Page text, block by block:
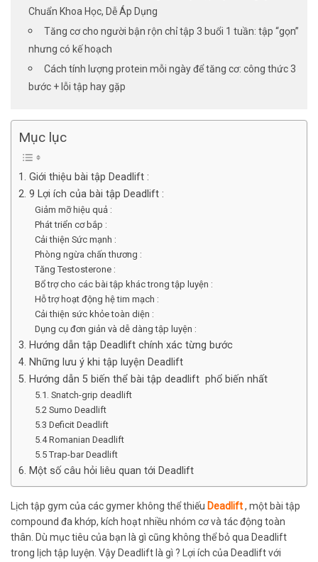
Chuẩn Khoa Học, Dễ Áp Dụng
Tăng cơ cho người bận rộn chỉ tập 3 buổi 1 tuần: tập “gọn”
nhưng có kế hoạch
Cách tính lượng protein mỗi ngày để tăng cơ: công thức 3
bước + lỗi tập hay gặp
Mục lục
1. Giới thiệu bài tập Deadlift :
2. 9 Lợi ích của bài tập Deadlift :
Giảm mỡ hiệu quả :
Phát triển cơ bắp :
Cải thiện Sức mạnh :
Phòng ngừa chấn thương :
Tăng Testosterone :
Bổ trợ cho các bài tập khác trong tập luyện :
Hỗ trợ hoạt động hệ tim mạch :
Cải thiện sức khỏe toàn diện :
Dụng cụ đơn giản và dễ dàng tập luyện :
3. Hướng dẫn tập Deadlift chính xác từng bước
4. Những lưu ý khi tập luyện Deadlift
5. Hướng dẫn 5 biến thể bài tập deadlift phổ biến nhất
5.1. Snatch-grip deadlift
5.2 Sumo Deadlift
5.3 Deficit Deadlift
5.4 Romanian Deadlift
5.5 Trap-bar Deadlift
6. Một số câu hỏi liêu quan tới Deadlift
Lịch tập gym của các gymer không thể thiếu Deadlift, một bài tập
compound đa khớp, kích hoạt nhiều nhóm cơ và tác động toàn
thân. Dù mục tiêu của bạn là gì cũng không thể bỏ qua Deadlift
trong lịch tập luyện. Vậy Deadlift là gì ? Lợi ích của Deadlift với